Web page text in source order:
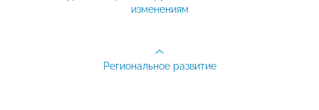
изменениям
Региональное развитие